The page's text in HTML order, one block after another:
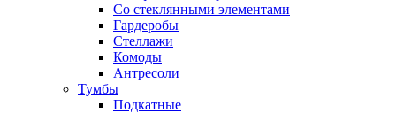
Со стеклянными элементами
Гардеробы
Стеллажи
Комоды
Антресоли
Тумбы
Подкатные